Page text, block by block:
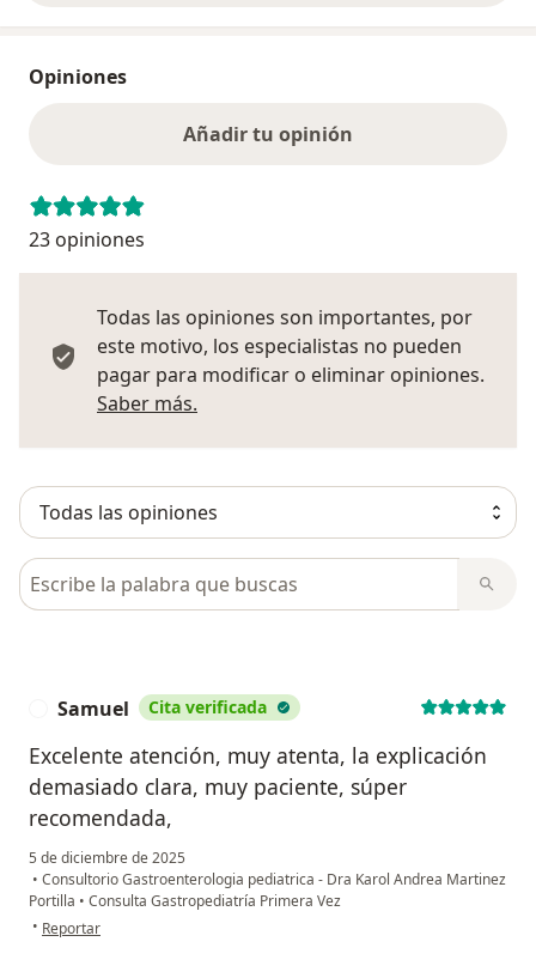
Opiniones
Añadir tu opinión
23 opiniones
Todas las opiniones son importantes, por
este motivo, los especialistas no pueden
pagar para modificar o eliminar opiniones.
Saber más.
Busca en opiniones
Samuel Cita verificada
Excelente atención, muy atenta, la explicación
demasiado clara, muy paciente, súper
recomendada,
5 de diciembre de 2025
• Consultorio Gastroenterologia pediatrica - Dra Karol Andrea Martinez
Portilla • Consulta Gastropediatría Primera Vez
• en opinión del usuario Samuel
Reportar